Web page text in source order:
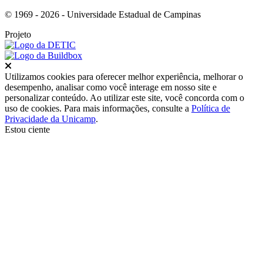
© 1969 - 2026 - Universidade Estadual de Campinas
Projeto
Utilizamos cookies para oferecer melhor experiência, melhorar o
desempenho, analisar como você interage em nosso site e
personalizar conteúdo. Ao utilizar este site, você concorda com o
uso de cookies. Para mais informações, consulte a Política de
Privacidade da Unicamp.
Estou ciente